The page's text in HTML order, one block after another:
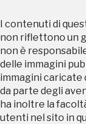
I contenuti di
non riflettono un
non è
delle immagini
immagini caricate
da parte degli
ha inoltre la
utenti nel sito in